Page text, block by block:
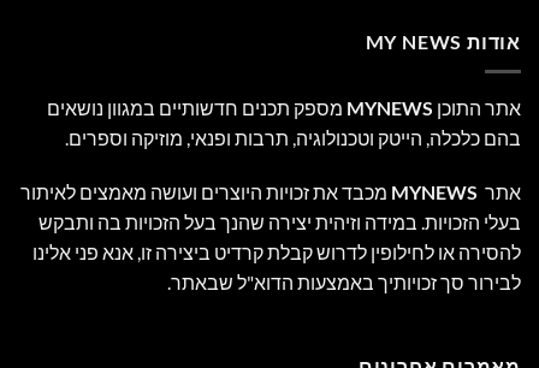
אודות MY NEWS
אתר התוכן MYNEWS מספק תכנים חדשותיים במגוון נושאים
בהם כלכלה, הייטק וטכנולוגיה, תרבות ופנאי, מוזיקה וספרים.
אתר MYNEWS מכבד את זכויות היוצרים ועושה מאמצים לאיתור
בעלי הזכויות. במידה וזיהית יצירה שהנך בעל הזכויות בה ותבקש
להסירה או לחילופין לדרוש קבלת קרדיט ביצירה זו, אנא פני אלינו
לבירור סך זכויותיך באמצעות הדוא"ל שבאתר.